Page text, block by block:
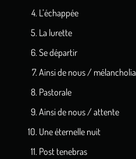
L’échappée
La lurette
Se départir
Ainsi de nous / mélancholia
Pastorale
Ainsi de nous / attente
Une éternelle nuit
Post tenebras